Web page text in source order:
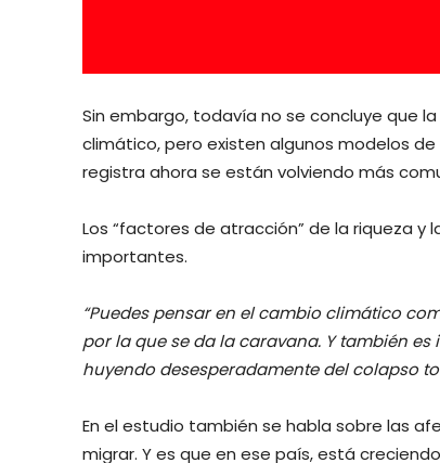
Sin embargo, todavía no se concluye que
climático, pero existen algunos modelos
registra ahora se están volviendo más
Los “factores de atracción” de la riqueza y
importantes.
“Puedes pensar en el cambio climático
por la que se da la caravana. Y también
huyendo desesperadamente del colapso
En el estudio también se habla sobre las
migrar. Y es que en ese país, está